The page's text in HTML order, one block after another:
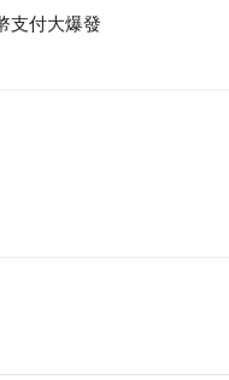
支付大爆發